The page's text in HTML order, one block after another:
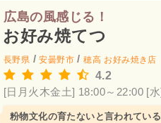
広島の風感じる！
お好み焼てつ
長野県 /安曇野市/穂高 お好み焼き店
4.2
[日月火木金土] 18:00～22:00 [
粉物文化の育たないと言われている